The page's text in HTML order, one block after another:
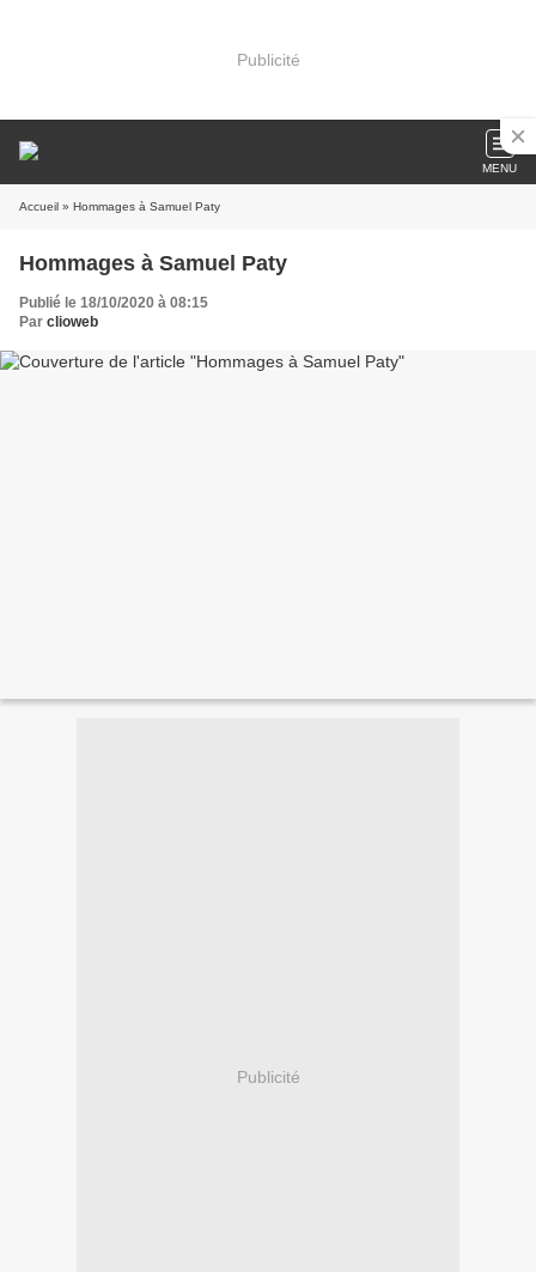
Publicité
MENU
Accueil » Hommages à Samuel Paty
Hommages à Samuel Paty
Publié le 18/10/2020 à 08:15
Par clioweb
Publicité